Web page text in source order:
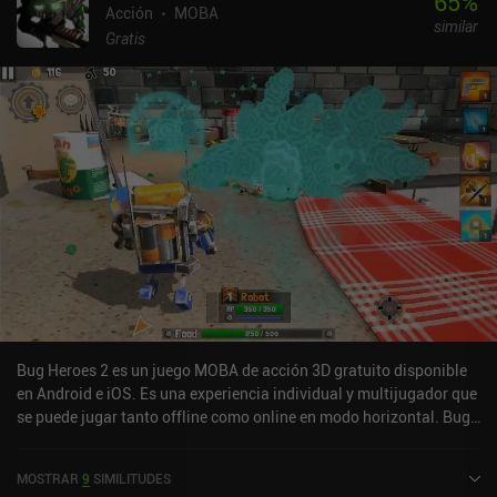
modo para un jugador, y recomendaría echarle un vistazo si
puedes mantenerte alejado del PVP.
Acción
MOBA
Gratis
similar
Bug Heroes 2 es un juego MOBA de acción 3D gratuito disponible
en Android e iOS. Es una experiencia individual y multijugador que
se puede jugar tanto offline como online en modo horizontal. Bug
de iOS.
MOSTRAR 9 SIMILITUDES